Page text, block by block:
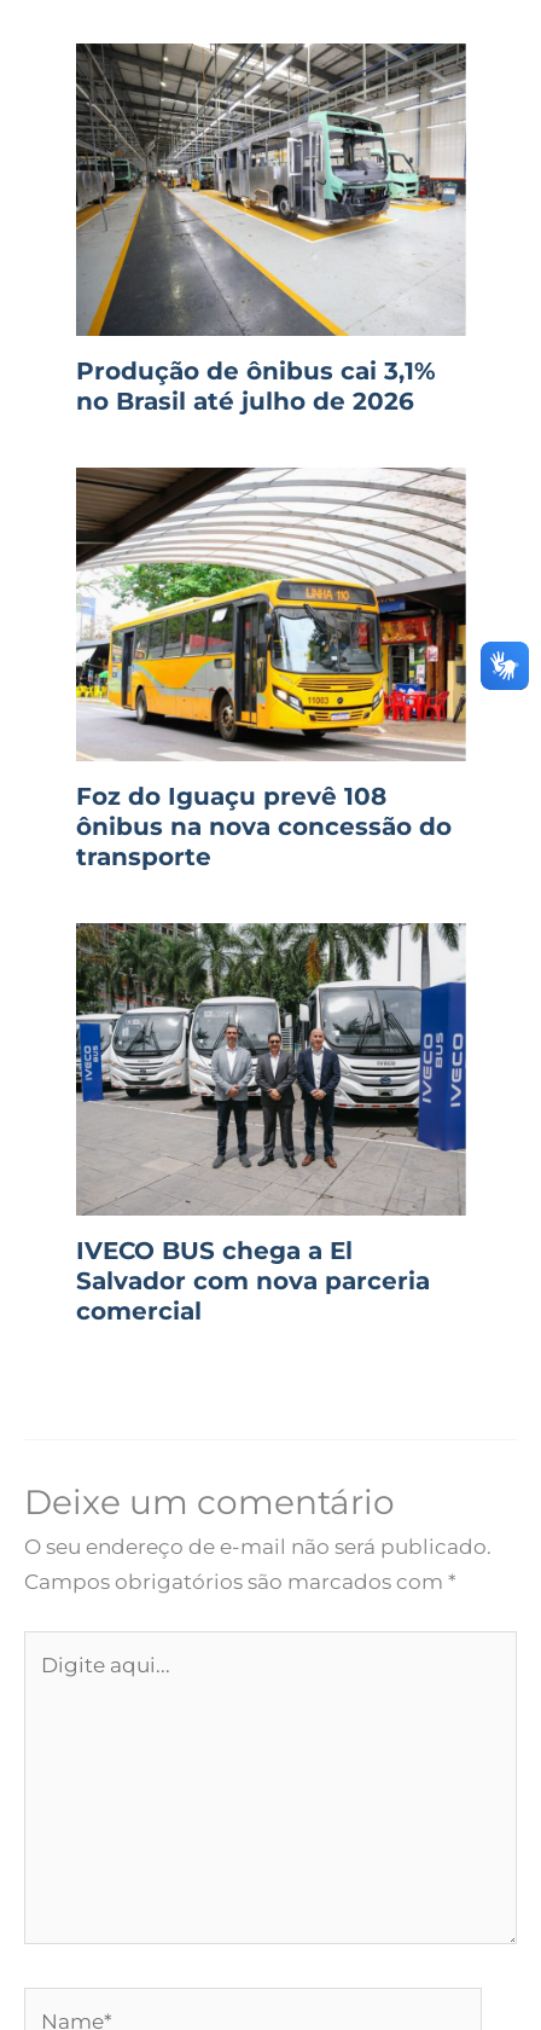
Produção de ônibus cai 3,1%
no Brasil até julho de 2026
Foz do Iguaçu prevê 108
ônibus na nova concessão do
transporte
IVECO BUS chega a El
Salvador com nova parceria
comercial
Deixe um comentário
O seu endereço de e-mail não será publicado.
Campos obrigatórios são marcados com *
aqui...